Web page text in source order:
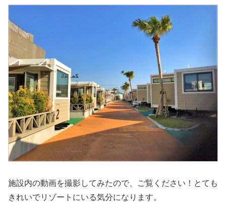
施設内の動画を撮影してみたので、ご覧ください！とても
きれいでリゾートにいる気分になります。